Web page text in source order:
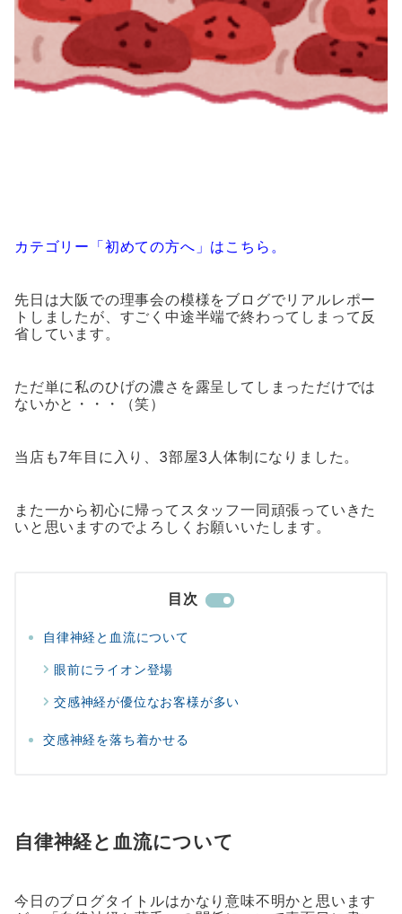
カテゴリー「初めての方へ」はこちら。
先日は大阪での理事会の模様をブログでリアルレポー
トしましたが、すごく中途半端で終わってしまって反
省しています。
ただ単に私のひげの濃さを露呈してしまっただけでは
ないかと・・・（笑）
当店も7年目に入り、3部屋3人体制になりました。
また一から初心に帰ってスタッフ一同頑張っていきた
いと思いますのでよろしくお願いいたします。
目次
自律神経と血流について
眼前にライオン登場
交感神経が優位なお客様が多い
交感神経を落ち着かせる
自律神経と血流について
今日のブログタイトルはかなり意味不明かと思います